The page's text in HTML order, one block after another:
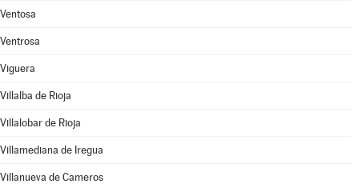
Ventosa
Ventrosa
Viguera
Villalba de Rioja
Villalobar de Rioja
Villamediana de Iregua
Villanueva de Cameros